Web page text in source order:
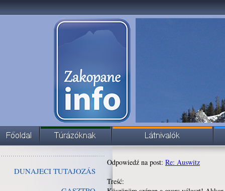
DUNAJECI TUTAJOZÁS
Odpowiedź na post: Re: Auswitz
Treść: